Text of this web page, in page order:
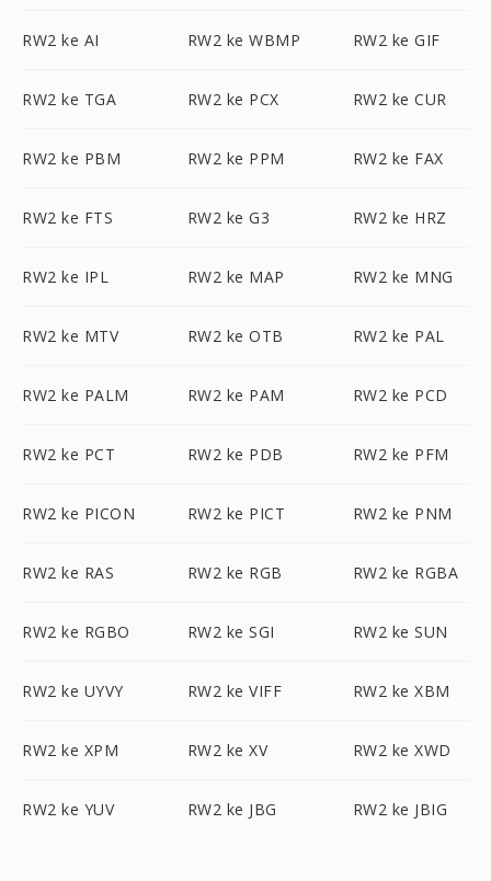
RW2 ke AI RW2 ke WBMP RW2 ke GIF
RW2 ke TGA RW2 ke PCX RW2 ke CUR
RW2 ke PBM RW2 ke PPM RW2 ke FAX
RW2 ke FTS RW2 ke G3 RW2 ke HRZ
RW2 ke IPL RW2 ke MAP RW2 ke MNG
RW2 ke MTV RW2 ke OTB RW2 ke PAL
RW2 ke PALM RW2 ke PAM RW2 ke PCD
RW2 ke PCT RW2 ke PDB RW2 ke PFM
RW2 ke PICON RW2 ke PICT RW2 ke PNM
RW2 ke RAS RW2 ke RGB RW2 ke RGBA
RW2 ke RGBO RW2 ke SGI RW2 ke SUN
RW2 ke UYVY RW2 ke VIFF RW2 ke XBM
RW2 ke XPM RW2 ke XV RW2 ke XWD
RW2 ke YUV RW2 ke JBG RW2 ke JBIG